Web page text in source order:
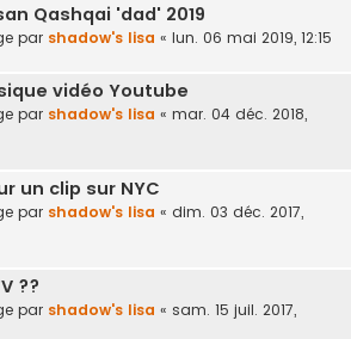
Qashqai 'dad' 2019
par shadow's lisa « lun. 06 mai 2019, 12:15
vidéo Youtube
par shadow's lisa « mar. 04 déc. 2018,
un clip sur NYC
par shadow's lisa « dim. 03 déc. 2017,
??
par shadow's lisa « sam. 15 juil. 2017,